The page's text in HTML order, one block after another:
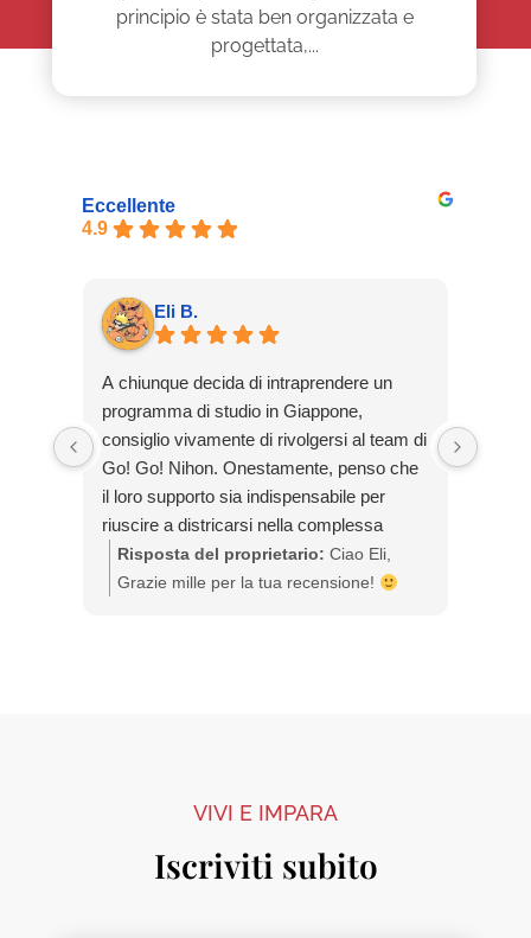
principio è stata ben organizzata e
progettata,...
Eccellente
4.9
Eli B.
A chiunque decida di intraprendere un
programma di studio in Giappone,
consiglio vivamente di rivolgersi al team di
Go! Go! Nihon. Onestamente, penso che
il loro supporto sia indispensabile per
riuscire a districarsi nella complessa
burocrazia giapponese. Oltre a questo, vi
assicuro che nel team troverete persone
Risposta del proprietario: Ciao Eli,
Grazie mille per la tua recensione!
VIVI E IMPARA
Iscriviti subito